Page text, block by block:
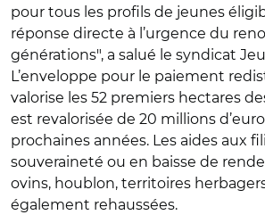
pour tous les profils de jeunes
réponse directe à l’urgence du
générations", a salué le syndicat
L’enveloppe pour le paiement
valorise les 52 premiers hectares
est revalorisée de 20 millions
prochaines années. Les aides aux
souveraineté ou en baisse de
ovins, houblon, territoires
également rehaussées.